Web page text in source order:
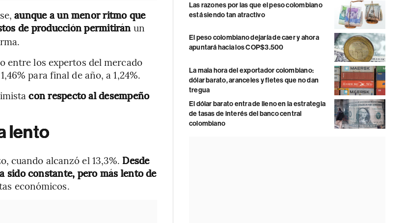
aunque a un menor ritmo que
de producción permitirán un
entre los expertos del mercado
para final de año, a 1,24%.
con respecto al desempeño
lento
cuando alcanzó el 13,3%. Desde
sido constante, pero más lento de
económicos.
Las razones por las que el peso colombiano
está siendo tan atractivo
El peso colombiano dejaría de caer y ahora
apuntará hacia los COP$3.500
La mala hora del exportador colombiano:
dólar barato, aranceles y fletes que no dan
tregua
El dólar barato entra de lleno en la estrategia
de tasas de interés del banco central
colombiano